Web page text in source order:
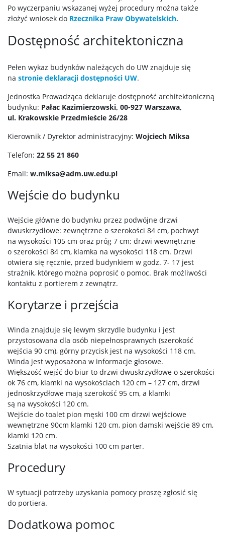
Po wyczerpaniu wskazanej wyżej procedury można także
złożyć wniosek do Rzecznika Praw Obywatelskich.
Dostępność architektoniczna
Pełen wykaz budynków należących do UW znajduje się
na stronie deklaracji dostępności UW.
Jednostka Prowadząca deklaruje dostępność architektoniczną
budynku: Pałac Kazimierzowski, 00-927 Warszawa,
ul. Krakowskie Przedmieście 26/28
Kierownik / Dyrektor administracyjny: Wojciech Miksa
Telefon: 22 55 21 860
Email: w.miksa@adm.uw.edu.pl
Wejście do budynku
Wejście główne do budynku przez podwójne drzwi
dwuskrzydłowe: zewnętrzne o szerokości 84 cm, pochwyt
na wysokości 105 cm oraz próg 7 cm; drzwi wewnętrzne
o szerokości 84 cm, klamka na wysokości 118 cm. Drzwi
otwiera się ręcznie, przed budynkiem w godz. 7- 17 jest
strażnik, którego można poprosić o pomoc. Brak możliwości
kontaktu z portierem z zewnątrz.
Korytarze i przejścia
Winda znajduje się lewym skrzydle budynku i jest
przystosowana dla osób niepełnosprawnych (szerokość
wejścia 90 cm), górny przycisk jest na wysokości 118 cm.
Winda jest wyposażona w informacje głosowe.
Większość wejść do biur to drzwi dwuskrzydłowe o szerokości
ok 76 cm, klamki na wysokościach 120 cm – 127 cm, drzwi
jednoskrzydłowe mają szerokość 95 cm, a klamki
są na wysokości 120 cm.
Wejście do toalet pion męski 100 cm drzwi wejściowe
wewnętrzne 90cm klamki 120 cm, pion damski wejście 89 cm,
klamki 120 cm.
Szatnia blat na wysokości 100 cm parter.
Procedury
W sytuacji potrzeby uzyskania pomocy proszę zgłosić się
do portiera.
Dodatkowa pomoc